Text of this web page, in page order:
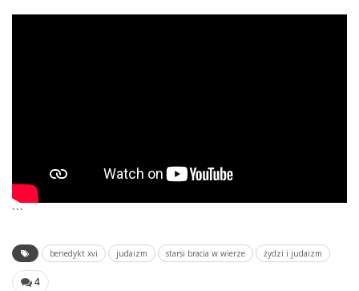
```
benedykt xvi judaizm starsi bracia w wierze żydzi i judaizm
4